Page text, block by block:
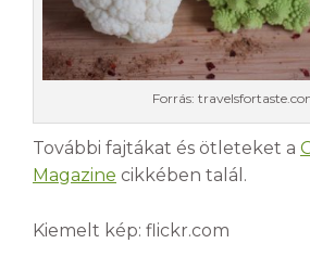
Forrás:
További fajtákat és ötleteket a
Magazine cikkében talál.
Kiemelt kép: flickr.com